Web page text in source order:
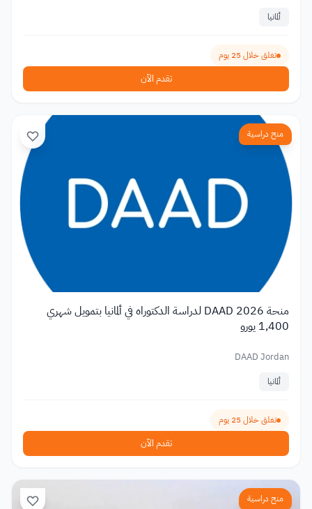
ألمانيا
تغلق خلال 25 يوم
تقدم الآن
منح دراسية
منحة DAAD 2026 لدراسة الدكتوراه في ألمانيا بتمويل شهري
1,400 يورو
DAAD Jordan
ألمانيا
تغلق خلال 25 يوم
تقدم الآن
منح دراسية